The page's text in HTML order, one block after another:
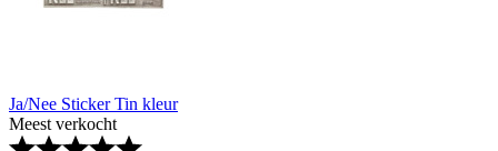
Ja/Nee Sticker Tin kleur
Meest verkocht